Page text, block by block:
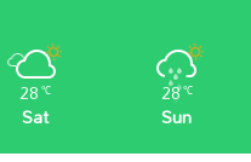
28℃
Sat
28℃
Sun